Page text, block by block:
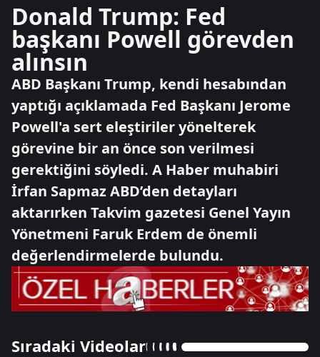
Donald Trump: Fed
başkanı Powell görevden
alınsın
ABD Başkanı Trump, kendi hesabından
yaptığı açıklamada Fed Başkanı Jerome
Powell'a sert eleştiriler yönelterek
görevine bir an önce son verilmesi
gerektiğini söyledi. A Haber muhabiri
İrfan Sapmaz ABD’den detayları
aktarırken Takvim gazetesi Genel Yayın
Yönetmeni Faruk Erdem de önemli
değerlendirmelerde bulundu.
Sıradaki Videolar